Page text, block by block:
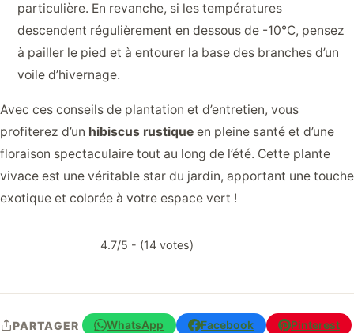
particulière. En revanche, si les températures
descendent régulièrement en dessous de -10°C, pensez
à pailler le pied et à entourer la base des branches d’un
voile d’hivernage.
Avec ces conseils de plantation et d’entretien, vous
profiterez d’un hibiscus rustique en pleine santé et d’une
floraison spectaculaire tout au long de l’été. Cette plante
vivace est une véritable star du jardin, apportant une touche
exotique et colorée à votre espace vert !
4.7/5 - (14 votes)
PARTAGER WhatsApp Facebook
Pinterest